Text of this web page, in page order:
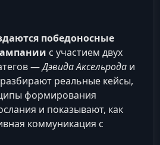
победоносные
с участием двух
—Дэвида Аксельрода и
реальные кейсы,
формирования
и показывают, как
коммуникация с